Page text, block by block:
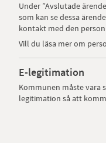
Under ”Avslutade
som kan se dessa
kontakt med den
Vill du läsa mer om
E-legitimation
Kommunen måste vara
legitimation så att